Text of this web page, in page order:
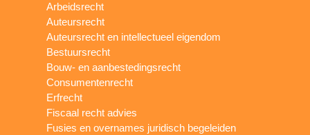
Arbeidsrecht
Auteursrecht
Auteursrecht en intellectueel eigendom
Bestuursrecht
Bouw- en aanbestedingsrecht
Consumentenrecht
Erfrecht
Fiscaal recht advies
Fusies en overnames juridisch begeleiden